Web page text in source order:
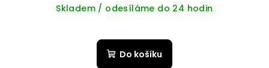
Skladem / odesíláme do 24 hodin
Do košíku